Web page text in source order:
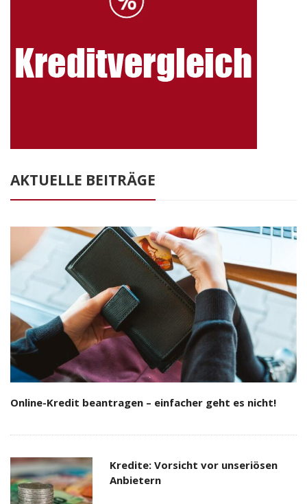
AKTUELLE BEITRÄGE
Online-Kredit beantragen – einfacher geht es nicht!
Kredite: Vorsicht vor unseriösen
Anbietern